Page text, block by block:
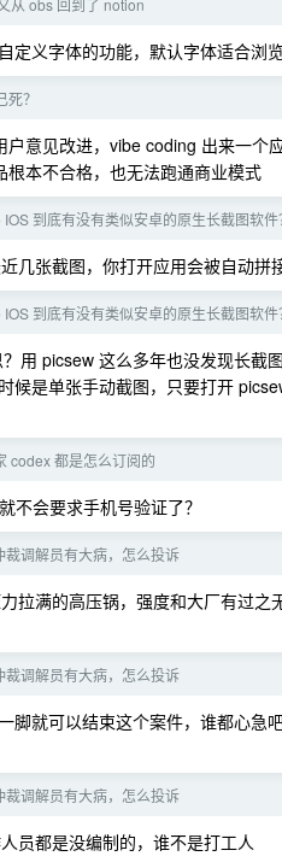
从 obs 回到了 notion
定义字体的功能，默认字体适合浏
死？
意见改进，vibe coding 出来一个
本不合格，也无法跑通商业模式
IOS 到底有没有类似安卓的原生长截图软件
几张截图，你打开应用会被自动拼
IOS 到底有没有类似安卓的原生长截图软件
用 picsew 这么多年也没发现长截
候是单张手动截图，只要打开
codex 都是怎么订阅的
不会要求手机号验证了？
裁调解员有大病，怎么投诉
拉满的高压锅，强度和大厂有过
裁调解员有大病，怎么投诉
脚就可以结束这个案件，谁都心急
裁调解员有大病，怎么投诉
员都是没编制的，谁不是打工人